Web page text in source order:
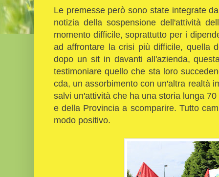
Le premesse però sono state integrate
notizia della sospensione dell'attività
momento difficile, soprattutto per i
ad affrontare la crisi più difficile, quella
dopo un sit in davanti all'azienda,
testimoniare quello che sta loro
cda, un assorbimento con un'altra realtà
salvi un'attività che ha una storia lunga
e della Provincia a scomparire. Tutto
modo positivo.